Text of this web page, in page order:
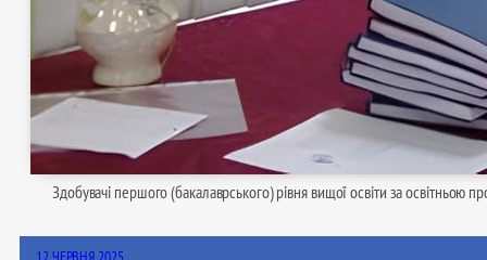
Здобувачі першого (бакалаврського) рівня вищої освіти за освітньою